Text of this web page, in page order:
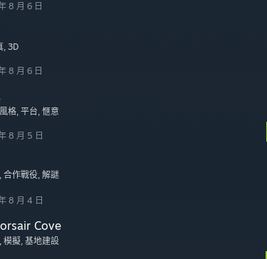
8 月 6 日
, 3D
8 月 6 日
格, 平台, 愜意
8 月 5 日
, 合作戰役, 解謎
8 月 4 日
Cove
, 模擬, 基地建設